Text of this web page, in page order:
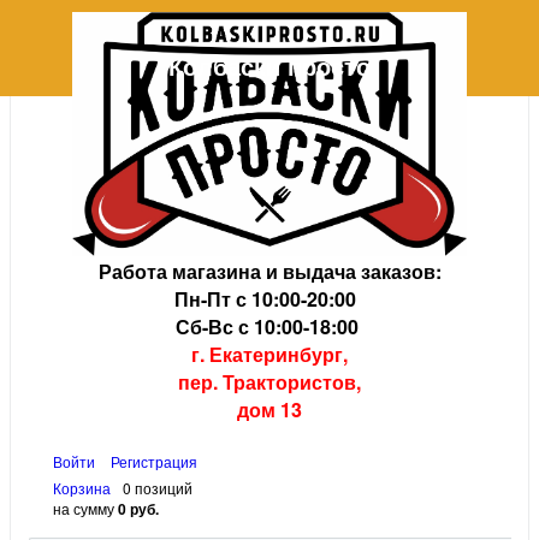
Колбаски просто
+7 (343) 202-08-38
+7 (343) 383-34-23
Работа магазина и выдача заказов:
Пн-Пт с 10:00-20:00
Сб-Вс с 10:00-18:00
г. Екатеринбург,
пер. Трактористов,
дом 13
Войти
Регистрация
Корзина
0 позиций
на сумму0 руб.